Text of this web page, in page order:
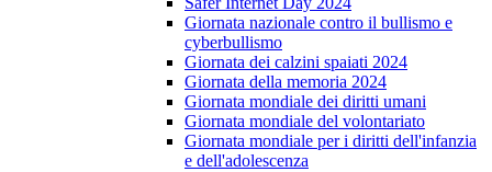
Giornata nazionale contro il bullismo e
cyberbullismo
Giornata dei calzini spaiati 2024
Giornata della memoria 2024
Giornata mondiale dei diritti umani
Giornata mondiale del volontariato
Giornata mondiale per i diritti dell'infanzia
e dell'adolescenza